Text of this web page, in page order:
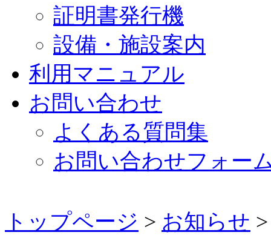
証明書発行機
設備・施設案内
利用マニュアル
お問い合わせ
よくある質問集
お問い合わせフォー
トップページ > お知らせ